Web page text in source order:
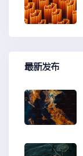
最新发布